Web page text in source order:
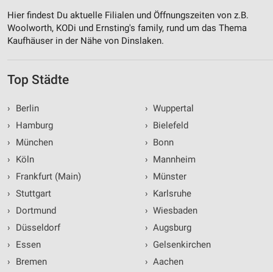
Hier findest Du aktuelle Filialen und Öffnungszeiten von z.B.
Woolworth, KODi und Ernsting's family, rund um das Thema
Kaufhäuser in der Nähe von Dinslaken.
Top Städte
›
Berlin
›
Hamburg
›
München
›
Köln
›
Frankfurt (Main)
› Stuttgart
›
Dortmund
›
Düsseldorf
›
Essen
›
Bremen
› Wuppertal
› Bielefeld
› Bonn
› Mannheim
› Münster
› Karlsruhe
› Wiesbaden
› Augsburg
› Gelsenkirchen
› Aachen